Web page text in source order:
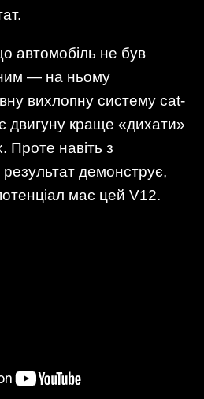
автомобіль не був
— на ньому
вихлопну систему cat-
двигуну краще «дихати»
Проте навіть з
демонструє,
має цей V12.